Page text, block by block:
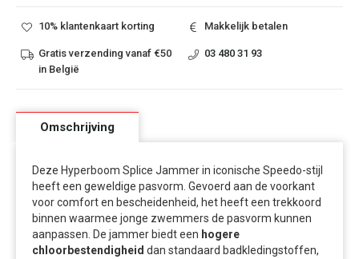
10% klantenkaart korting
Gratis verzending vanaf €50
in België
Makkelijk betalen
03 480 31 93
Omschrijving
Deze Hyperboom Splice Jammer in iconische Speedo-stijl
heeft een geweldige pasvorm. Gevoerd aan de voorkant
voor comfort en bescheidenheid, het heeft een trekkoord
binnen waarmee jonge zwemmers de pasvorm kunnen
aanpassen. De jammer biedt een hogere
chloorbestendigheid dan standaard badkledingstoffen,